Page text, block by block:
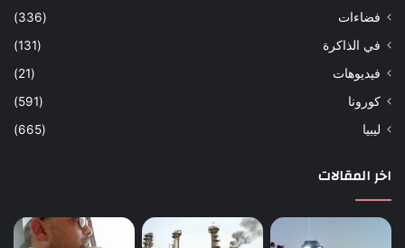
فضاءات
(336)
في الذاكرة
(131)
فيديوهات
(21)
كورونا
(591)
ليبيا
(665)
اخر المقالات